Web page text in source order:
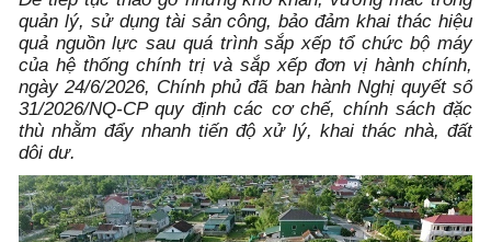
quản lý, sử dụng tài sản công, bảo đảm khai thác hiệu
quả nguồn lực sau quá trình sắp xếp tổ chức bộ máy
của hệ thống chính trị và sắp xếp đơn vị hành chính,
ngày 24/6/2026, Chính phủ đã ban hành Nghị quyết số
31/2026/NQ-CP quy định các cơ chế, chính sách đặc
thù nhằm đẩy nhanh tiến độ xử lý, khai thác nhà, đất
dôi dư.